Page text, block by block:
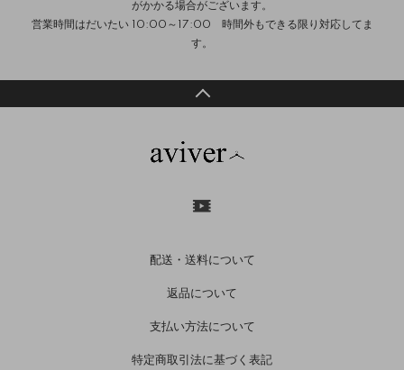
がかかる場合がございます。
営業時間はだいたい 10:00～17:00 時間外もできる限り対応してま
す。
配送・送料について
返品について
支払い方法について
特定商取引法に基づく表記